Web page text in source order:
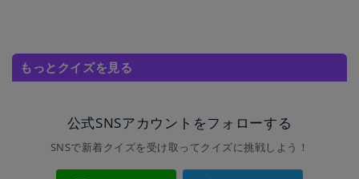
もっとクイズを見る
公式SNSアカウントをフォローする
SNSで新着クイズを受け取ってクイズに挑戦しよう！